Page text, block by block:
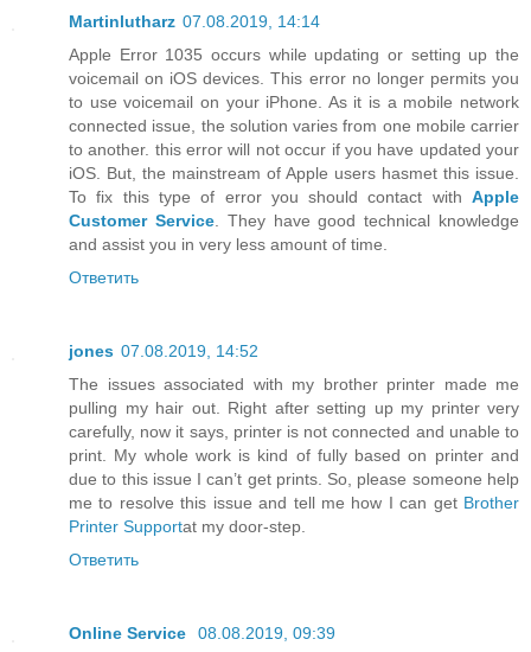
Martinlutharz 07.08.2019, 14:14
Apple Error 1035 occurs while updating or setting up the
voicemail on iOS devices. This error no longer permits you
to use voicemail on your iPhone. As it is a mobile network
connected issue, the solution varies from one mobile carrier
to another. this error will not occur if you have updated your
iOS. But, the mainstream of Apple users hasmet this issue.
To fix this type of error you should contact with Apple
Customer Service. They have good technical knowledge
and assist you in very less amount of time.
Ответить
jones 07.08.2019, 14:52
The issues associated with my brother printer made me
pulling my hair out. Right after setting up my printer very
carefully, now it says, printer is not connected and unable to
print. My whole work is kind of fully based on printer and
due to this issue I can’t get prints. So, please someone help
me to resolve this issue and tell me how I can get Brother
Printer Supportat my door-step.
Ответить
Online Service
08.08.2019, 09:39